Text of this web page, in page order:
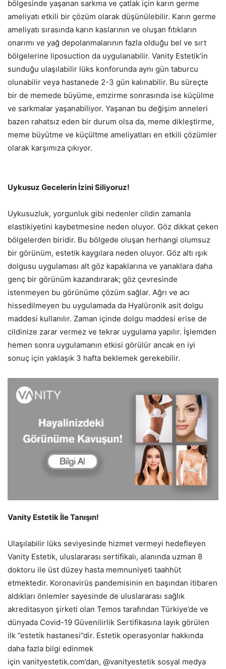
bölgesinde yaşanan sarkma ve çatlak için karın germe
ameliyatı etkili bir çözüm olarak düşünülebilir. Karın germe
ameliyatı sırasında karın kaslarının ve oluşan fıtıkların
onarımı ve yağ depolanmalarının fazla olduğu bel ve sırt
bölgelerine liposuction da uygulanabilir. Vanity Estetik’in
sunduğu ulaşılabilir lüks konforunda aynı gün taburcu
olunabilir veya hastanede 2-3 gün kalınabilir. Bu süreçte
bir de memede büyüme, emzirme sonrasında ise küçülme
ve sarkmalar yaşanabiliyor. Yaşanan bu değişim anneleri
bazen rahatsız eden bir durum olsa da, meme dikleştirme,
meme büyütme ve küçültme ameliyatları en etkili çözümler
olarak karşımıza çıkıyor.
Uykusuz Gecelerin İzini Siliyoruz!
Uykusuzluk, yorgunluk gibi nedenler cildin zamanla
elastikiyetini kaybetmesine neden oluyor. Göz dikkat çeken
bölgelerden biridir. Bu bölgede oluşan herhangi olumsuz
bir görünüm, estetik kaygılara neden oluyor. Göz altı ışık
dolgusu uygulaması alt göz kapaklarına ve yanaklara daha
genç bir görünüm kazandırarak; göz çevresinde
istenmeyen bu görünüme çözüm sağlar. Ağrı ve acı
hissedilmeyen bu uygulamada da Hyalüronik asit dolgu
maddesi kullanılır. Zaman içinde dolgu maddesi erise de
cildinize zarar vermez ve tekrar uygulama yapılır. İşlemden
hemen sonra uygulamanın etkisi görülür ancak en iyi
sonuç için yaklaşık 3 hafta beklemek gerekebilir.
Vanity Estetik İle Tanışın!
Ulaşılabilir lüks seviyesinde hizmet vermeyi hedefleyen
Vanity Estetik, uluslararası sertifikalı, alanında uzman 8
doktoru ile üst düzey hasta memnuniyeti taahhüt
etmektedir. Koronavirüs pandemisinin en başından itibaren
aldıkları önlemler sayesinde de uluslararası sağlık
akreditasyon şirketi olan Temos tarafından Türkiye’de ve
dünyada Covid-19 Güvenilirlik Sertifikasına layık görülen
ilk ‘’estetik hastanesi’’dir. Estetik operasyonlar hakkında
daha fazla bilgi edinmek
için vanityestetik.com’dan, @vanityestetik sosyal medya